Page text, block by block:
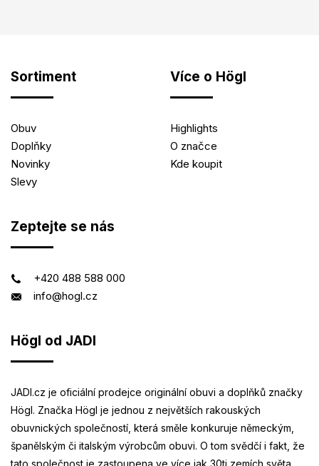
Sortiment
Obuv
Doplňky
Novinky
Slevy
Více o Högl
Highlights
O značce
Kde koupit
Zeptejte se nás
+420 488 588 000
info@hogl.cz
Högl od JADI
JADI.cz je oficiální prodejce originální obuvi a doplňků značky
Högl. Značka Högl je jednou z největších rakouských
obuvnických společností, která směle konkuruje německým,
španělským či italským výrobcům obuvi. O tom svědčí i fakt, že
tato společnost je zastoupena ve více jak 30ti zemích světa